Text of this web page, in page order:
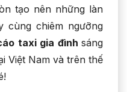
tạo nên những làn
cùng chiêm ngưỡng
taxi gia đìnhsáng
Việt Nam và trên thế